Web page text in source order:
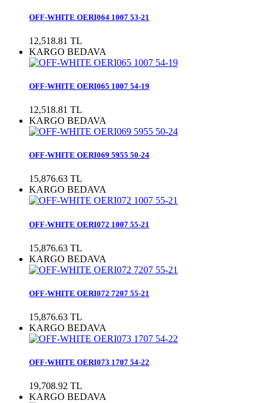
OFF-WHITE OERI064 1007 53-21
12,518.81 TL
KARGO BEDAVA
OFF-WHITE OERI065 1007 54-19
12,518.81 TL
KARGO BEDAVA
OFF-WHITE OERI069 5955 50-24
15,876.63 TL
KARGO BEDAVA
OFF-WHITE OERI072 1007 55-21
15,876.63 TL
KARGO BEDAVA
OFF-WHITE OERI072 7207 55-21
15,876.63 TL
KARGO BEDAVA
OFF-WHITE OERI073 1707 54-22
19,708.92 TL
KARGO BEDAVA